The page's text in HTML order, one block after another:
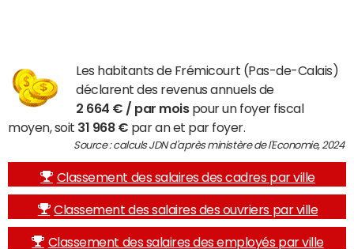
Les habitants de Frémicourt (Pas-de-Calais)
déclarent des revenus annuels de
2 664 € / par moispour un foyer fiscal
moyen, soit 31 968 € par an et par foyer.
Source : calculs JDN d'après ministère de l'Economie, 2024
Classement des salaires des cadres par ville
Classement des salaires des ouvriers par ville
Classement des salaires des employés par ville